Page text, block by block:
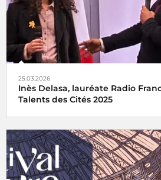
25.03.2026
Inès Delasa, lauréate Radio
Talents des Cités 2025
Inès Delasa remporte le prix Radio
Talents des Cités pour la Boîte à
qu'elle a fondée à Rennes